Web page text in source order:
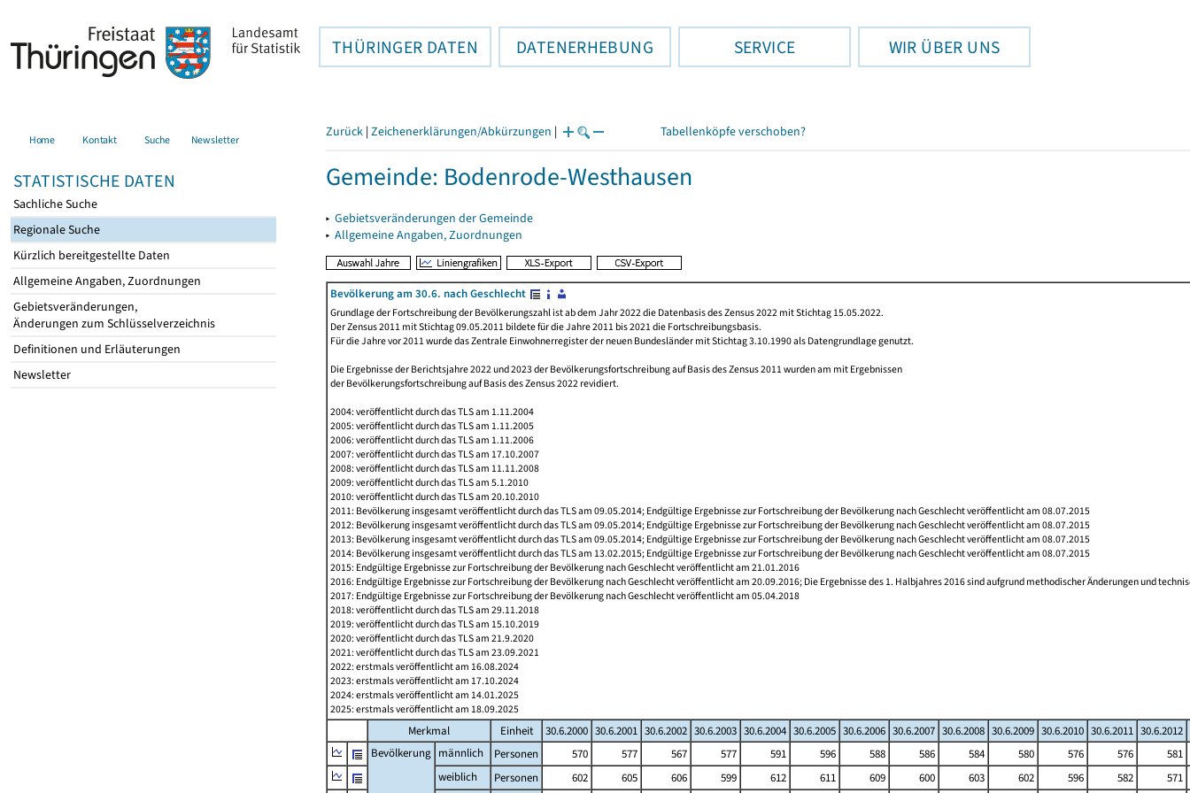
THÜRINGER DATEN DATENERHEBUNG SERVICE WIR ÜBER UNS
Home Kontakt Suche Newsletter
STATISTISCHE DATEN
Sachliche Suche
Regionale Suche
Kürzlich bereitgestellte Daten
Allgemeine Angaben, Zuordnungen
Gebietsveränderungen,
Änderungen zum Schlüsselverzeichnis
Definitionen und Erläuterungen
Newsletter
Zurück | Zeichenerklärungen/Abkürzungen | Tabellenköpfe verschoben?
Gemeinde: Bodenrode-Westhausen
▸ Gebietsveränderungen der Gemeinde
▸ Allgemeine Angaben, Zuordnungen
Bevölkerung am 30.6. nach Geschlecht
Grundlage der Fortschreibung der Bevölkerungszahl ist ab dem Jahr 2022 die Datenbasis des Zensus 2022 mit Stichtag 15.05.2022.
Der Zensus 2011 mit Stichtag 09.05.2011 bildete für die Jahre 2011 bis 2021 die Fortschreibungsbasis.
Für die Jahre vor 2011 wurde das Zentrale Einwohnerregister der neuen Bundesländer mit Stichtag 3.10.1990 als Datengrundlage genutzt.
Die Ergebnisse der Berichtsjahre 2022 und 2023 der Bevölkerungsfortschreibung auf Basis des Zensus 2011 wurden am mit Ergebnissen
der Bevölkerungsfortschreibung auf Basis des Zensus 2022 revidiert.
2004: veröffentlicht durch das TLS am 1.11.2004
2005: veröffentlicht durch das TLS am 1.11.2005
2006: veröffentlicht durch das TLS am 1.11.2006
2007: veröffentlicht durch das TLS am 17.10.2007
2008: veröffentlicht durch das TLS am 11.11.2008
2009: veröffentlicht durch das TLS am 5.1.2010
2010: veröffentlicht durch das TLS am 20.10.2010
2011: Bevölkerung insgesamt veröffentlicht durch das TLS am 09.05.2014; Endgültige Ergebnisse zur Fortschreibung der Bevölkerung nach Geschlecht veröffentlicht am 08.07.2015
2012: Bevölkerung insgesamt veröffentlicht durch das TLS am 09.05.2014; Endgültige Ergebnisse zur Fortschreibung der Bevölkerung nach Geschlecht veröffentlicht am 08.07.2015
2013: Bevölkerung insgesamt veröffentlicht durch das TLS am 09.05.2014; Endgültige Ergebnisse zur Fortschreibung der Bevölkerung nach Geschlecht veröffentlicht am 08.07.2015
2014: Bevölkerung insgesamt veröffentlicht durch das TLS am 13.02.2015; Endgültige Ergebnisse zur Fortschreibung der Bevölkerung nach Geschlecht veröffentlicht am 08.07.2015
2015: Endgültige Ergebnisse zur Fortschreibung der Bevölkerung nach Geschlecht veröffentlicht am 21.01.2016
2016: Endgültige Ergebnisse zur Fortschreibung der Bevölkerung nach Geschlecht veröffentlicht am 20.09.2016; Die Ergebnisse des 1. Halbjahres 2016 sind aufgrund methodischer Änderungen und
2017: Endgültige Ergebnisse zur Fortschreibung der Bevölkerung nach Geschlecht veröffentlicht am 05.04.2018
2018: veröffentlicht durch das TLS am 29.11.2018
2019: veröffentlicht durch das TLS am 15.10.2019
2020: veröffentlicht durch das TLS am 21.9.2020
2021: veröffentlicht durch das TLS am 23.09.2021
2022: erstmals veröffentlicht am 16.08.2024
2023: erstmals veröffentlicht am 17.10.2024
2024: erstmals veröffentlicht am 14.01.2025
2025: erstmals veröffentlicht am 18.09.2025
Merkmal Einheit 30.6.2000 30.6.2001 30.6.2002 30.6.2003 30.6.2004 30.6.2005 30.6.2006 30.6.2007 30.6.2008 30.6.2009 30.6.2010 30.6.2011 30.6.2012
Bevölkerung männlich Personen 570 577 567 577 591 596 588 586 584 580 576 576
581
weiblich
Personen 602 605 606 599 612 611 609 600 603 602 596 582
571